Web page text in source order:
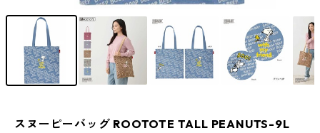
スヌーピーバッグ ROOTOTE TALL PEANUTS-9L